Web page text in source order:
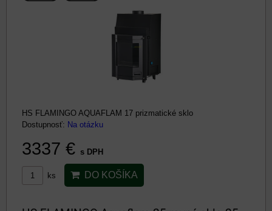
HS FLAMINGO AQUAFLAM 17 prizmatické sklo
Dostupnosť: Na otázku
3337 € s DPH
ks DO KOŠÍKA